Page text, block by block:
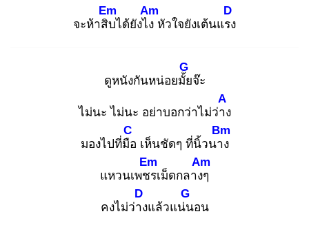
จะห้าสิบ
Em
ได้ยังไง
Am
หัวใจยังเต้นแรง
D
ดูหนังกันหน่อยมั้ย
G
จ๊ะ
ไม่นะ ไม่นะ อย่าบอกว่าไม่ว่าง
A
มองไปที่มือ
C
เห็นชัดๆ ที่นิ้วนาง
Bm
แหวนเพชร
Em
เม็ดกลางๆ
Am
คงไม่ว่าง
D
แล้วแน่น
G
อน